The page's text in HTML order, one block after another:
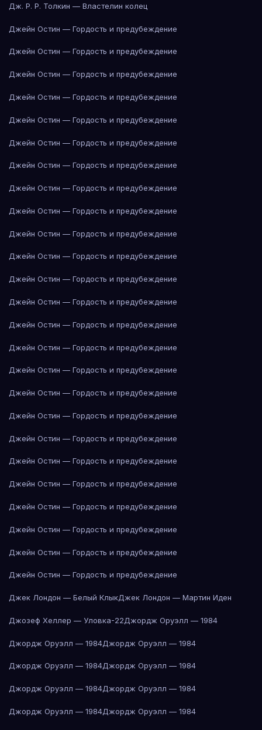
Дж. Р. Р. Толкин — Властелин колец
Джейн Остин — Гордость и предубеждение
Джейн Остин — Гордость и предубеждение
Джейн Остин — Гордость и предубеждение
Джейн Остин — Гордость и предубеждение
Джейн Остин — Гордость и предубеждение
Джейн Остин — Гордость и предубеждение
Джейн Остин — Гордость и предубеждение
Джейн Остин — Гордость и предубеждение
Джейн Остин — Гордость и предубеждение
Джейн Остин — Гордость и предубеждение
Джейн Остин — Гордость и предубеждение
Джейн Остин — Гордость и предубеждение
Джейн Остин — Гордость и предубеждение
Джейн Остин — Гордость и предубеждение
Джейн Остин — Гордость и предубеждение
Джейн Остин — Гордость и предубеждение
Джейн Остин — Гордость и предубеждение
Джейн Остин — Гордость и предубеждение
Джейн Остин — Гордость и предубеждение
Джейн Остин — Гордость и предубеждение
Джейн Остин — Гордость и предубеждение
Джейн Остин — Гордость и предубеждение
Джейн Остин — Гордость и предубеждение
Джейн Остин — Гордость и предубеждение
Джейн Остин — Гордость и предубеждение
Джек Лондон — Белый КлыкДжек Лондон — Мартин Иден
Джозеф Хеллер — Уловка-22Джордж Оруэлл — 1984
Джордж Оруэлл — 1984Джордж Оруэлл — 1984
Джордж Оруэлл — 1984Джордж Оруэлл — 1984
Джордж Оруэлл — 1984Джордж Оруэлл — 1984
Джордж Оруэлл — 1984Джордж Оруэлл — 1984